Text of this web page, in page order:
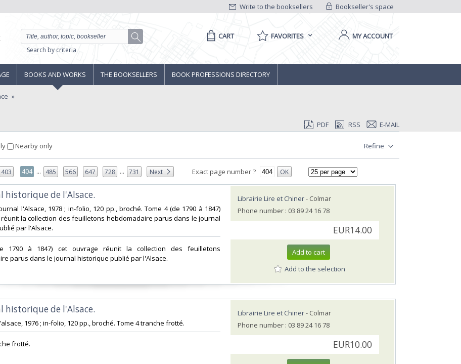
Bookseller's space
Write to the booksellers
Search by criteria
CART FAVORITES MY ACCOUNT
BOOKS AND WORKS THE BOOKSELLERS BOOK PROFESSIONS DIRECTORY
PDF RSS E-MAIL
Nearby only Refine
403 404 ... 485 566 647 728 ... 731 Next Exact page number ? OK
historique de l'Alsace.
l'Alsace, 1978 ; in-folio, 120 pp., broché. Tome 4 (de 1790 à 1847)
la collection des feuilletons hebdomadaire parus dans le journal
par l'Alsace.‎
1790 à 1847) cet ouvrage réunit la collection des feuilletons
parus dans le journal historique publié par l'Alsace.‎
Librairie Lire et Chiner- Colmar
Phone number : 03 89 24 16 78
EUR14.00
Add to cart
Add to the selection
historique de l'Alsace.
1976 ; in-folio, 120 pp., broché. Tome 4 tranche frotté.‎
frotté.‎
Librairie Lire et Chiner- Colmar
Phone number : 03 89 24 16 78
EUR10.00